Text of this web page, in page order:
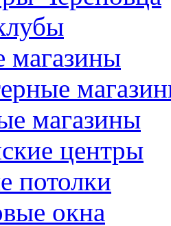
магазины
центры
потолки
окна